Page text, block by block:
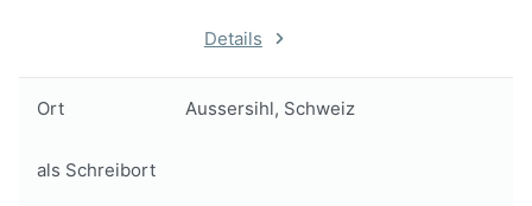
Details
Ort Aussersihl, Schweiz
als Schreibort